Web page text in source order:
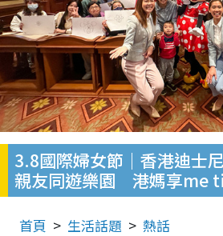
3.8國際婦女節｜香港迪士
親友同遊樂園 港媽享me
首頁 生活話題 熱話